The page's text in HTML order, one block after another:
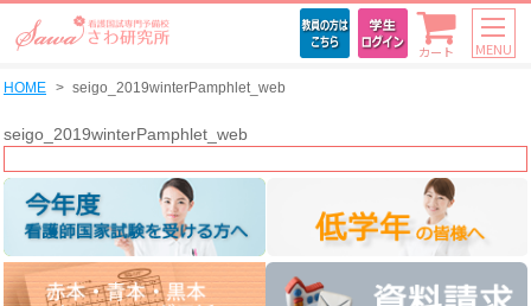
カート MENU
HOME seigo_2019winterPamphlet_web
seigo_2019winterPamphlet_web